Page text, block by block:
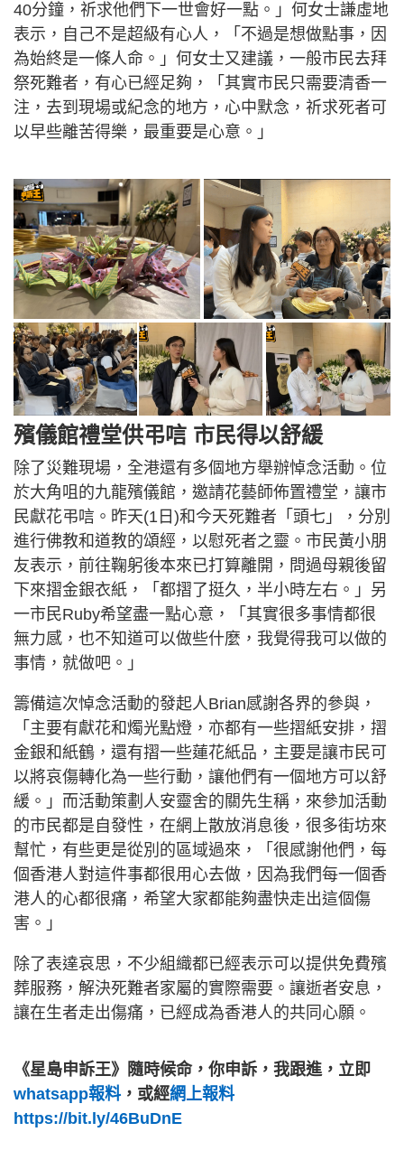
40分鐘，祈求他們下一世會好一點。」何女士謙虛地
表示，自己不是超級有心人，「不過是想做點事，因
為始終是一條人命。」何女士又建議，一般市民去拜
祭死難者，有心已經足夠，「其實市民只需要清香一
注，去到現場或紀念的地方，心中默念，祈求死者可
以早些離苦得樂，最重要是心意。」
殯儀館禮堂供弔唁 市民得以舒緩
除了災難現場，全港還有多個地方舉辦悼念活動。位
於大角咀的九龍殯儀館，邀請花藝師佈置禮堂，讓市
民獻花弔唁。昨天(1日)和今天死難者「頭七」，分別
進行佛教和道教的頌經，以慰死者之靈。市民黃小朋
友表示，前往鞠躬後本來已打算離開，問過母親後留
下來摺金銀衣紙，「都摺了挺久，半小時左右。」另
一市民Ruby希望盡一點心意，「其實很多事情都很
無力感，也不知道可以做些什麼，我覺得我可以做的
事情，就做吧。」
籌備這次悼念活動的發起人Brian感謝各界的參與，
「主要有獻花和燭光點燈，亦都有一些摺紙安排，摺
金銀和紙鶴，還有摺一些蓮花紙品，主要是讓市民可
以將哀傷轉化為一些行動，讓他們有一個地方可以舒
緩。」而活動策劃人安靈舍的關先生稱，來參加活動
的市民都是自發性，在網上散放消息後，很多街坊來
幫忙，有些更是從別的區域過來，「很感謝他們，每
個香港人對這件事都很用心去做，因為我們每一個香
港人的心都很痛，希望大家都能夠盡快走出這個傷
害。」
除了表達哀思，不少組織都已經表示可以提供免費殯
葬服務，解決死難者家屬的實際需要。讓逝者安息，
讓在生者走出傷痛，已經成為香港人的共同心願。
《星島申訴王》隨時候命，你申訴，我跟進，立即
whatsapp報料，或經網上報料
https://bit.ly/46BuDnE